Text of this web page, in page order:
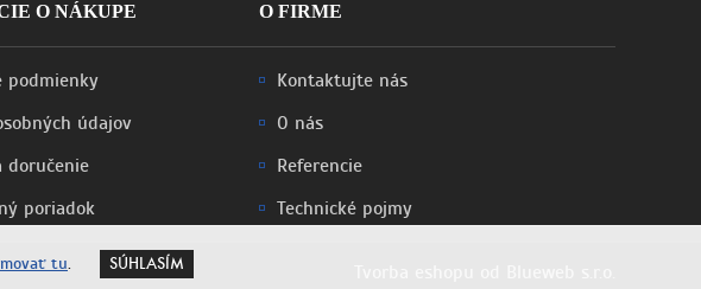
O NÁKUPE
podmienky
údajov
doručenie
poriadok
O FIRME
Kontaktujte nás
O nás
Referencie
Technické pojmy
tu. SÚHLASÍM